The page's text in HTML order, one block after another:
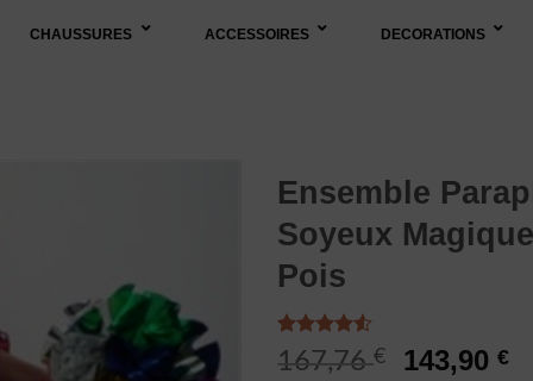
CHAUSSURES ACCESSOIRES DECORATIONS
Ensemble
Soyeux
Pois
Noté4.50
sur 5 basé
2
167,76€
Le
143,90 €